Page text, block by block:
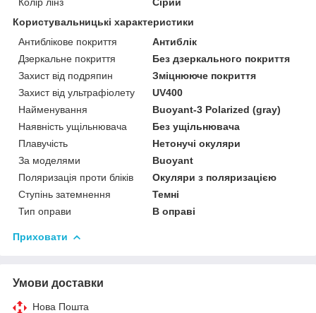
Користувальницькі характеристики
Антиблікове покриття
Антиблік
Дзеркальне покриття
Без дзеркального покриття
Захист від подряпин
Зміцнююче покриття
Захист від ультрафіолету
UV400
Найменування
Buoyant-3 Polarized (gray)
Наявність ущільнювача
Без ущільнювача
Плавучість
Нетонучі окуляри
За моделями
Buoyant
Поляризація проти бліків
Окуляри з поляризацією
Ступінь затемнення
Темні
Тип оправи
В оправі
Приховати
Умови доставки
Нова Пошта